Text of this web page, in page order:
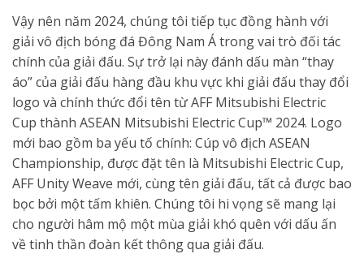
Vậy nên năm 2024, chúng tôi tiếp tục đồng hành với
giải vô địch bóng đá Đông Nam Á trong vai trò đối tác
chính của giải đấu. Sự trở lại này đánh dấu màn “thay
áo” của giải đấu hàng đầu khu vực khi giải đấu thay đổi
logo và chính thức đổi tên từ AFF Mitsubishi Electric
Cup thành ASEAN Mitsubishi Electric Cup™ 2024. Logo
mới bao gồm ba yếu tố chính: Cúp vô địch ASEAN
Championship, được đặt tên là Mitsubishi Electric Cup,
AFF Unity Weave mới, cùng tên giải đấu, tất cả được bao
bọc bởi một tấm khiên. Chúng tôi hi vọng sẽ mang lại
cho người hâm mộ một mùa giải khó quên với dấu ấn
về tinh thần đoàn kết thông qua giải đấu.